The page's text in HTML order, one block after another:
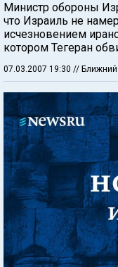
Министр обороны
что Израиль не
исчезновением
котором Тегеран
07.03.2007 19:30 // Ближний